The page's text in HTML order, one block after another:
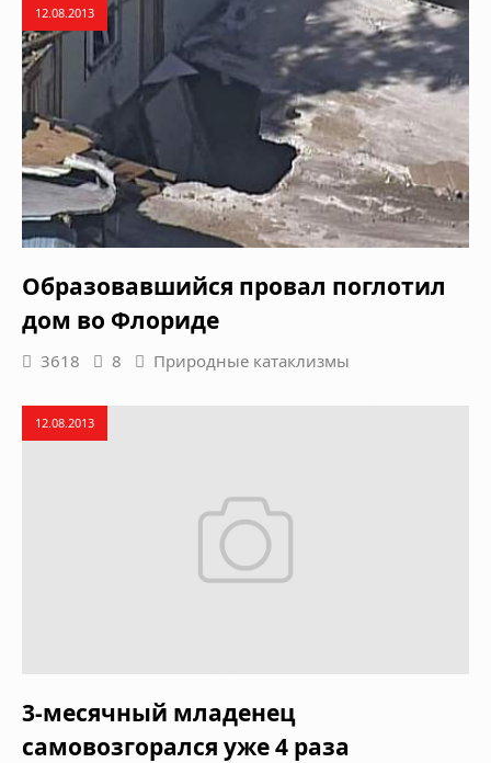
12.08.2013
Образовавшийся провал поглотил
дом во Флориде
3618 8 Природные катаклизмы
12.08.2013
3-месячный младенец
самовозгорался уже 4 раза